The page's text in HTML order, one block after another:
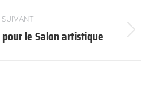
:
SUIVANT
Article
le Salon artistique